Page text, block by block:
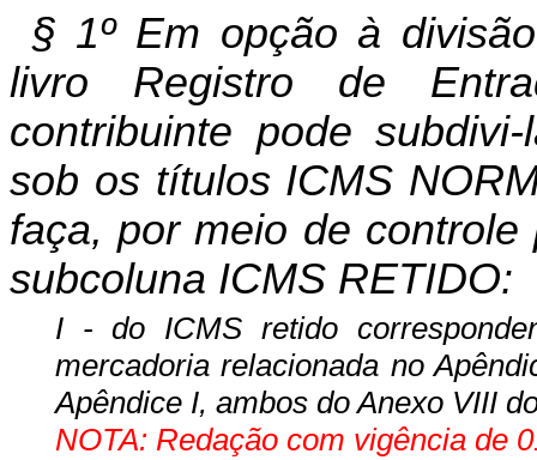
§ 1º Em opção à
livro Registro de
contribuinte pode
sob os títulos ICMS
faça, por meio de
subcoluna ICMS RETIDO:
I - do ICMS retido
mercadoria relacionada no
Apêndice I, ambos do Anexo VIII
NOTA: Redação com vigência de